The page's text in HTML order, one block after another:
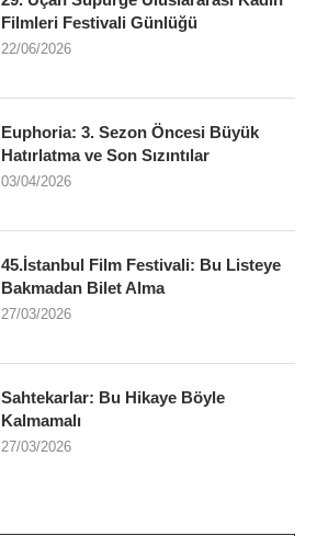
Filmleri Festivali Günlüğü
22/06/2026
Euphoria: 3. Sezon Öncesi Büyük
Hatırlatma ve Son Sızıntılar
03/04/2026
45.İstanbul Film Festivali: Bu Listeye
Bakmadan Bilet Alma
27/03/2026
Sahtekarlar: Bu Hikaye Böyle
Kalmamalı
27/03/2026